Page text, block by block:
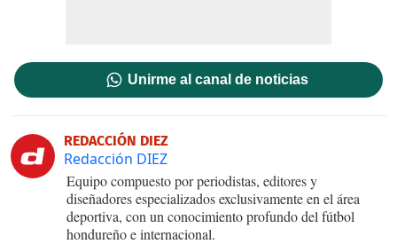
Unirme al canal de noticias
REDACCIÓN DIEZ
Redacción DIEZ
Equipo compuesto por periodistas, editores y
diseñadores especializados exclusivamente en el área
deportiva, con un conocimiento profundo del fútbol
hondureño e internacional.